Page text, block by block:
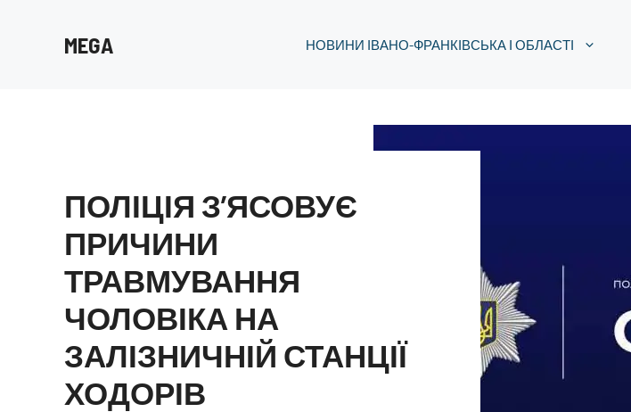
MEGA НОВИНИ ІВАНО-ФРАНКІВСЬКА І ОБЛАСТІ
ПОЛІЦІЯ З’ЯСОВУЄ
ПРИЧИНИ
ТРАВМУВАННЯ
ЧОЛОВІКА НА
ЗАЛІЗНИЧНІЙ СТАНЦІЇ
ХОДОРІВ